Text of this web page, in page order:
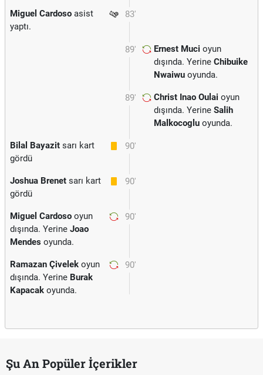
83'
Miguel Cardoso asist
yaptı.
89' Ernest Muci oyun
dışında. Yerine Chibuike
Nwaiwu oyunda.
89' Christ Inao Oulai oyun
dışında. Yerine Salih
Malkocoglu oyunda.
90'
Bilal Bayazit sarı kart
gördü
90'
Joshua Brenet sarı kart
gördü
90'
Miguel Cardoso oyun
dışında. Yerine Joao
Mendes oyunda.
90'
Ramazan Çivelek oyun
dışında. Yerine Burak
Kapacak oyunda.
Şu An Popüler İçerikler